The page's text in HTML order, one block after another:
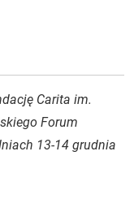
Carita im.
Forum
13-14 grudnia